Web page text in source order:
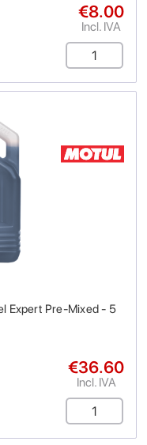
€8.00
Incl. IVA
Expert Pre-Mixed - 5
€36.60
Incl. IVA